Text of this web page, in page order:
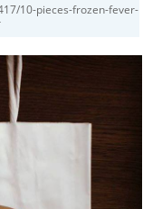
10-pieces-frozen-fever-